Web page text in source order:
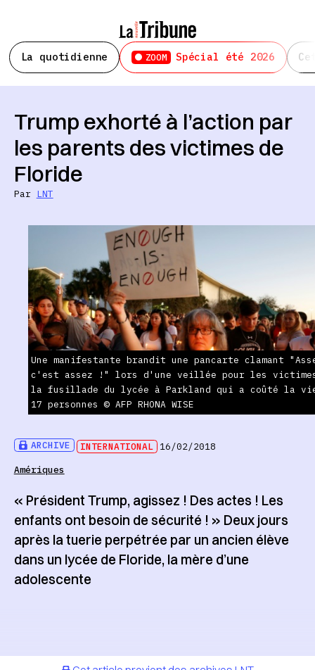
La quotidienne ZOOM Spécial été 2026
ARCHIVE INTERNATIONAL 16/02/2018
Amériques
Trump exhorté à l’action par
les parents des victimes de
Floride
Par LNT
Une manifestante brandit une pancarte clamant
c'est assez !" lors d'une veillée pour les
la fusillade du lycée à Parkland qui a coûté la
17 personnes © AFP RHONA WISE
« Président Trump, agissez ! Des actes ! Les
enfants ont besoin de sécurité ! » Deux jours
après la tuerie perpétrée par un ancien élève
dans un lycée de Floride, la mère d’une
adolescente